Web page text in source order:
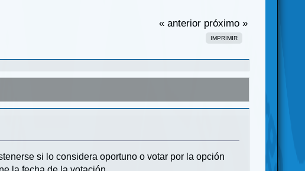
« anterior próximo »
IMPRIMIR
si lo considera oportuno o votar por la opción